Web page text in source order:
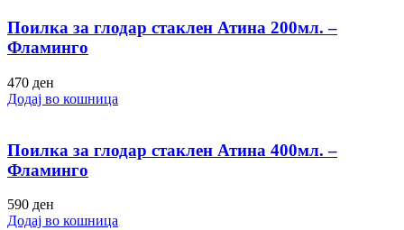
Поилка за глодар стаклен Атина 200мл. –
Фламинго
470 ден
Додај во кошница
Поилка за глодар стаклен Атина 400мл. –
Фламинго
590 ден
Додај во кошница